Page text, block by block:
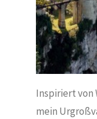
Inspiriert von
mein